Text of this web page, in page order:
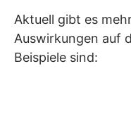
Aktuell gibt es
Auswirkungen auf
Beispiele sind: